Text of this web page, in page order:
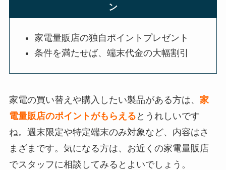
ン
家電量販店の独自ポイントプレゼント
条件を満たせば、端末代金の大幅割引
家電の買い替えや購入したい製品がある方は、 家
電量販店のポイントがもらえる とうれしいです
ね。週末限定や特定端末のみ対象など、内容はさ
まざまです。気になる方は、お近くの家電量販店
でスタッフに相談してみるとよいでしょう。